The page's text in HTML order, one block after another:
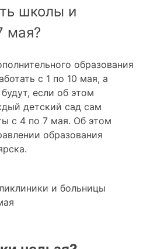
школы и
мая?
образования
с 1 по 10 мая, а
если об этом
детский сад сам
с 4 по 7 мая. Об этом
образования
и больницы